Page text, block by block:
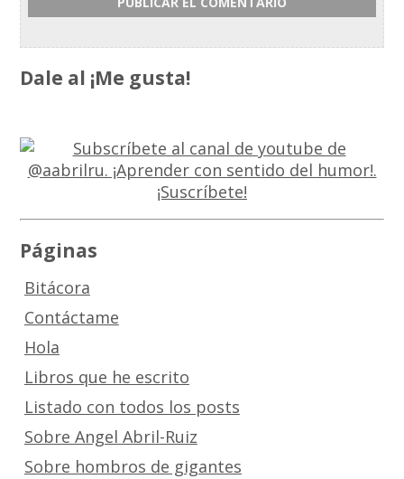
Dale al ¡Me gusta!
Páginas
Bitácora
Contáctame
Hola
Libros que he escrito
Listado con todos los posts
Sobre Angel Abril-Ruiz
Sobre hombros de gigantes